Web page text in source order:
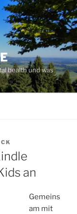
health und was
an
Gemeins
am mit